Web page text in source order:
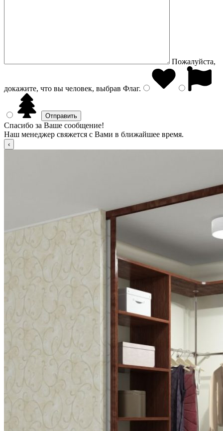
Пожалуйста,
докажите, что вы человек, выбрав Флаг.
Спасибо за Ваше сообщение!
Наш менеджер свяжется с Вами в ближайшее время.